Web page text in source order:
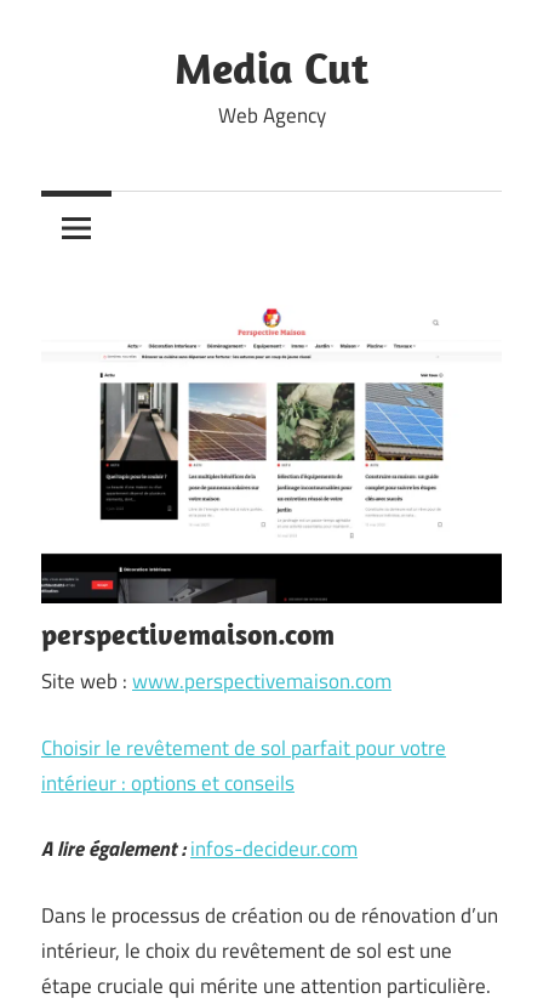
Media Cut
Web Agency
perspectivemaison.com
Site web :www.perspectivemaison.com
Choisir le revêtement de sol parfait pour votre
intérieur : options et conseils
A lire également :infos-decideur.com
Dans le processus de création ou de rénovation d’un
intérieur, le choix du revêtement de sol est une
étape cruciale qui mérite une attention particulière.